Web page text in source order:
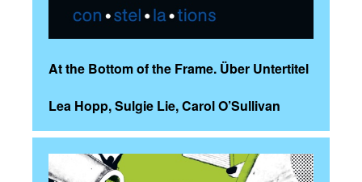
At the Bottom of the Frame. Über Untertitel
Lea Hopp, Sulgie Lie, Carol O’Sullivan